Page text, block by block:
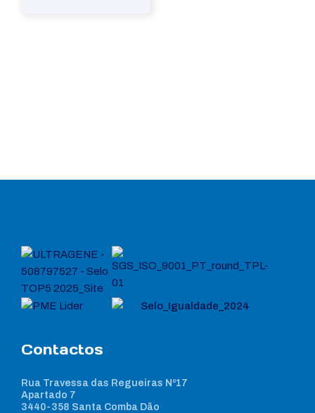
Contactos
Rua Travessa das Regueiras Nº17
Apartado 7
3440-358 Santa Comba Dão